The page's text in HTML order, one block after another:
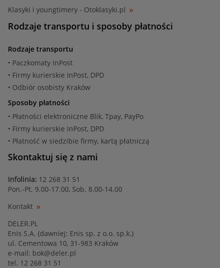
Klasyki i youngtimery - Otoklasyki.pl
Rodzaje transportu i sposoby płatności
Rodzaje transportu
• Paczkomaty InPost
• Firmy kurierskie InPost, DPD
• Odbiór osobisty Kraków
Sposoby płatności
• Płatności elektroniczne Blik, Tpay, PayPo
• Firmy kurierskie InPost, DPD
• Płatność w siedzibie firmy, kartą płatniczą
Skontaktuj się z nami
Infolinia: 12 268 31 51
Pon.-Pt. 9.00-17.00, Sob. 8.00-14.00
Kontakt
DELER.PL
Enis S.A. (dawniej: Enis sp. z o.o. sp.k.)
ul. Cementowa 10, 31-983 Kraków
e-mail: bok@deler.pl
tel. 12 268 31 51